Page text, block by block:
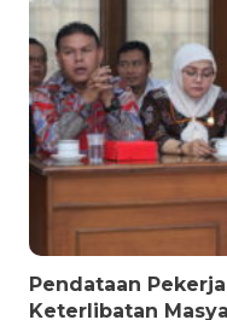
Pendataan
Keterlibatan